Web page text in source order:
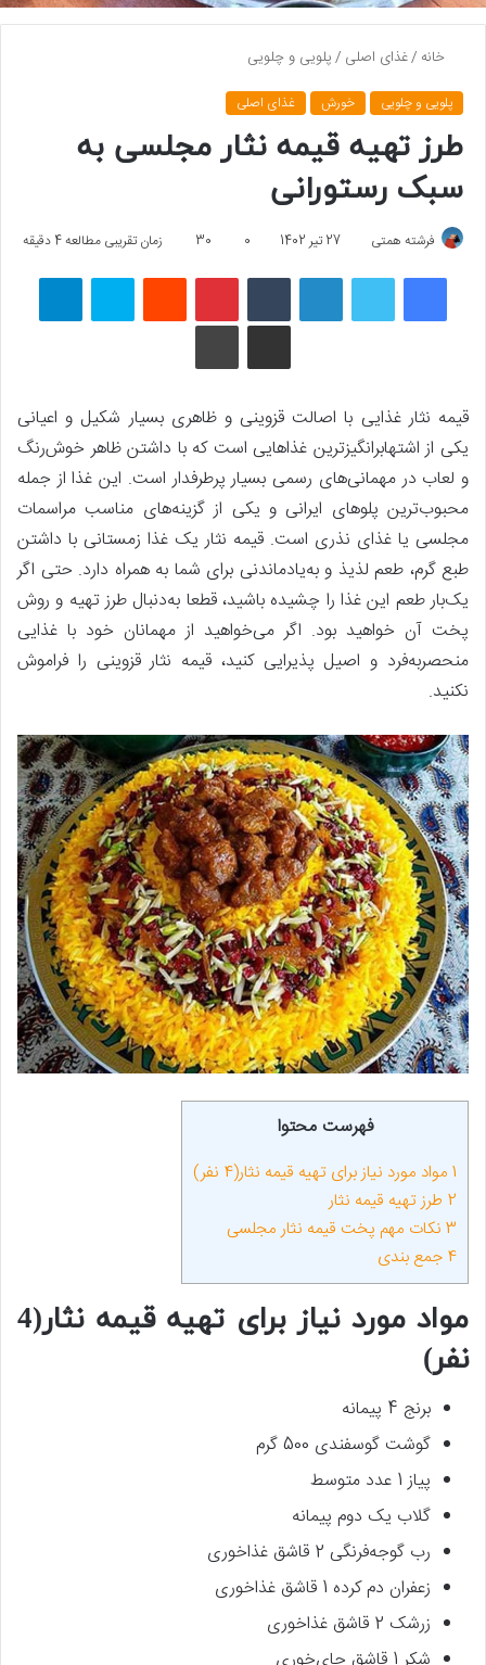
خانه /غذای اصلی /پلویی و چلویی
پلویی و چلویی خورش غذای اصلی
طرز تهیه قیمه نثار مجلسی به
سبک رستورانی
فرشته همتی 27 تیر 1402 0
30 زمان تقریبی مطالعه 4 دقیقه
فیسبوک لینکداین پینتریست اسکایپ
چاپ
قیمه نثار غذایی با اصالت قزوینی و ظاهری بسیار شکیل و اعیانی
یکی از اشتهابرانگیزترین غذاهایی است که با داشتن ظاهر خوش‌رنگ
و لعاب در مهمانی‌های رسمی بسیار پرطرفدار است. این غذا از جمله
محبوب‌ترین پلوهای ایرانی و یکی از گزینه‌های مناسب مراسمات
مجلسی یا غذای نذری است. قیمه نثار یک غذا زمستانی با داشتن
طبع گرم، طعم لذیذ و به‌یادماندنی برای شما به همراه دارد. حتی اگر
یک‌بار طعم این غذا را چشیده باشید، قطعا به‌دنبال طرز تهیه و روش
پخت آن خواهید بود. اگر می‌خواهید از مهمانان خود با غذایی
منحصربه‌فرد و اصیل پذیرایی کنید، قیمه نثار قزوینی را فراموش
نکنید.
فهرست محتوا
1 مواد مورد نیاز برای تهیه قیمه نثار(4 نفر)
2 طرز تهیه قیمه نثار
3 نکات مهم پخت قیمه نثار مجلسی
4 جمع بندی
مواد مورد نیاز برای تهیه قیمه نثار(4
نفر)
برنج 4 پیمانه
گوشت گوسفندی 500 گرم
پیاز 1 عدد متوسط
گلاب یک دوم پیمانه
رب گوجه‌فرنگی 2 قاشق غذاخوری
زعفران دم کرده 1 قاشق غذاخوری
زرشک 2 قاشق غذاخوری